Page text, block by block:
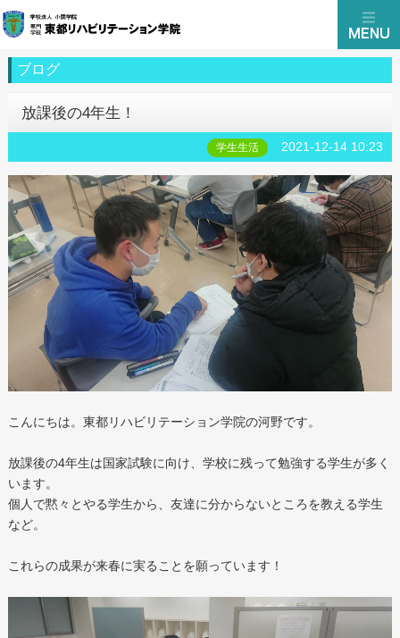
ブログ
放課後の4年生！
学生生活 2021-12-14 10:23
こんにちは。東都リハビリテーション学院の河野です。
放課後の4年生は国家試験に向け、学校に残って勉強する学生が多く
います。
個人で黙々とやる学生から、友達に分からないところを教える学生
など。
これらの成果が来春に実ることを願っています！